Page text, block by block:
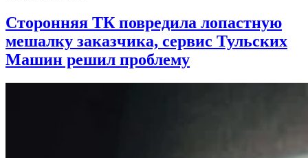
Сторонняя ТК повредила лопастную
мешалку заказчика, сервис Тульских
Машин решил проблему